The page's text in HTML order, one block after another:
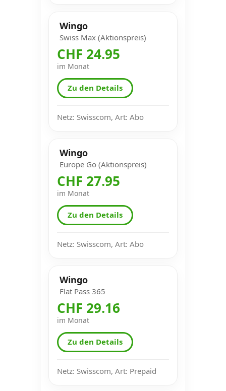
Wingo
Swiss Max (Aktionspreis)
CHF 24.95
im Monat
Zu den Details
Netz: Swisscom, Art: Abo
Wingo
Europe Go (Aktionspreis)
CHF 27.95
im Monat
Zu den Details
Netz: Swisscom, Art: Abo
Wingo
Flat Pass 365
CHF 29.16
im Monat
Zu den Details
Netz: Swisscom, Art: Prepaid